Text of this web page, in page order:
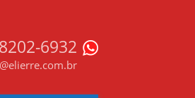
6932